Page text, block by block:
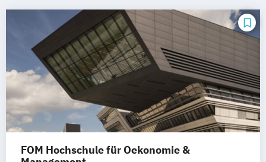
FOM Hochschule für Oekonomie &